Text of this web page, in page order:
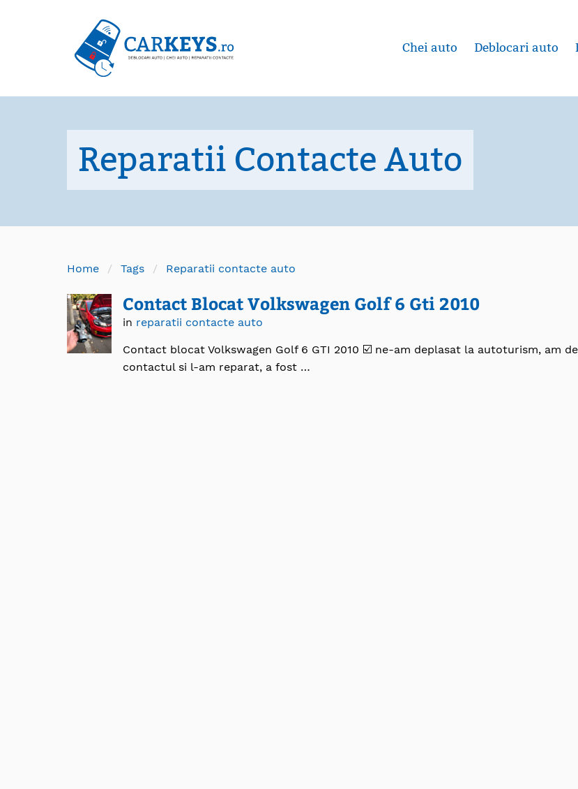
Reparatii Contacte Auto - go to homepage
Chei auto Deblocari auto
Reparatii Contacte Auto
Home Tags Reparatii contacte auto
Contact Blocat Volkswagen Golf 6 Gti 2010
in reparatii contacte auto
Contact blocat Volkswagen Golf 6 GTI 2010 ☑️ ne-am deplasat la autoturism, am
contactul si l-am reparat, a fost …